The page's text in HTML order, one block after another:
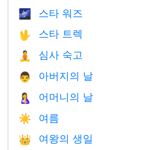
🌌 스타 워즈
🖖 스타 트렉
🧘 심사 숙고
👨 아버지의 날
🤱 어머니의 날
☀️ 여름
👑 여왕의 생일